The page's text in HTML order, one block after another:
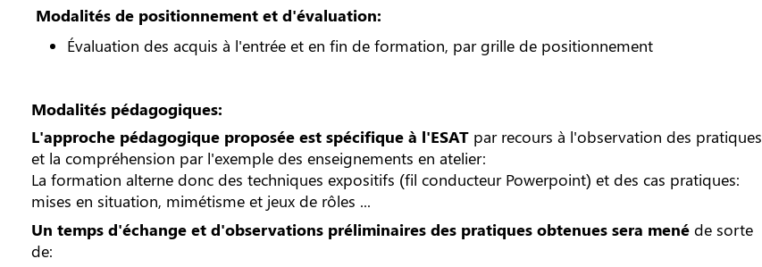
Modalités de positionnement et d'évaluation:
Évaluation des acquis à l'entrée et en fin de formation, par grille de positionnement
Modalités pédagogiques:
L'approche pédagogique proposée est spécifique à l'ESAT par recours à l'observation des pratiques
et la compréhension par l'exemple des enseignements en atelier:
La formation alterne donc des techniques expositifs (fil conducteur Powerpoint) et des cas pratiques:
mises en situation, mimétisme et jeux de rôles ...
Un temps d'échange et d'observations préliminaires des pratiques obtenues sera mené de sorte
de: